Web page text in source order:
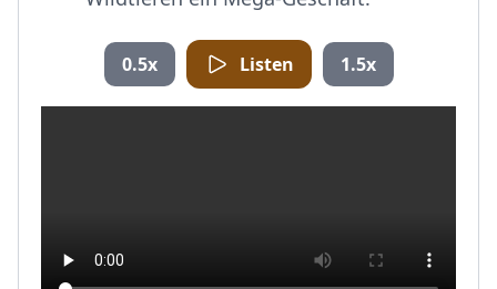
0.5x Listen 1.5x